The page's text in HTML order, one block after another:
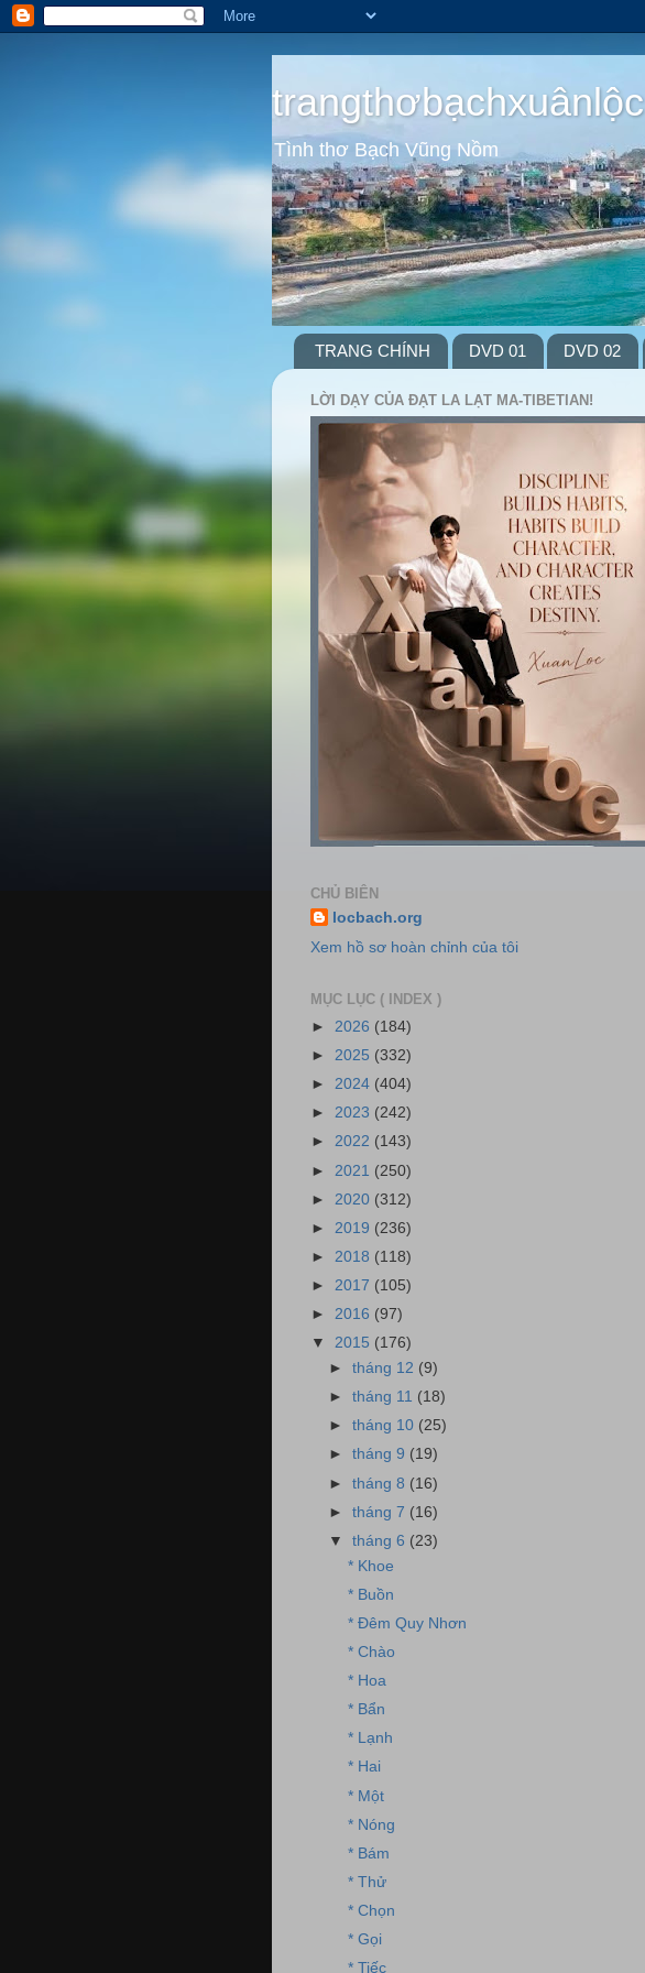
trangthơbạchxuânlộc
Tình thơ Bạch Vũng Nồm
TRANG CHÍNH DVD 01 DVD 02
LỜI DẠY CỦA ĐẠT LA LẠT MA-TIBETIAN!
CHỦ BIÊN
locbach.org
Xem hồ sơ hoàn chỉnh của tôi
MỤC LỤC ( INDEX )
► 2026 (184)
► 2025 (332)
► 2024 (404)
► 2023 (242)
► 2022 (143)
► 2021 (250)
► 2020 (312)
► 2019 (236)
► 2018 (118)
► 2017 (105)
► 2016 (97)
▼ 2015 (176)
►tháng 12 (9)
►tháng 11 (18)
►tháng 10 (25)
►tháng 9 (19)
►tháng 8 (16)
►tháng 7 (16)
▼tháng 6 (23)
* Khoe
* Buồn
* Đêm Quy Nhơn
* Chào
* Hoa
* Bẩn
* Lạnh
* Hai
* Một
* Nóng
* Bám
* Thử
* Chọn
* Gọi
* Tiếc